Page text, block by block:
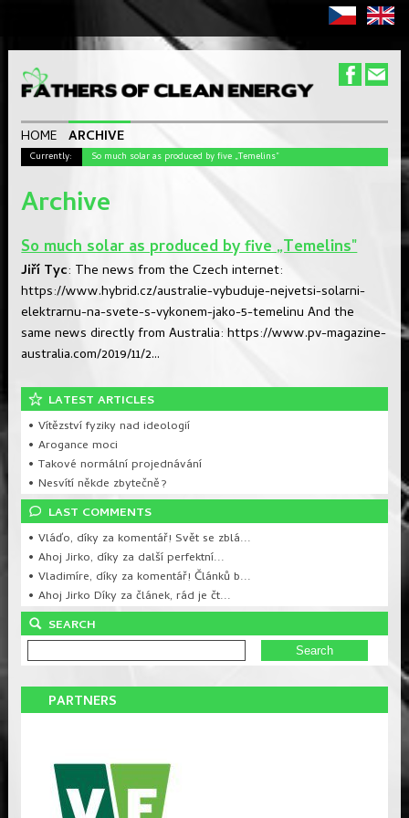
HOME ARCHIVE
Currently: So much solar as produced by five „Temelins"
Archive
So much solar as produced by five „Temelins"
Jiří Tyc: The news from the Czech internet:
https://www.hybrid.cz/australie-vybuduje-nejvetsi-solarni-
elektrarnu-na-svete-s-vykonem-jako-5-temelinu And the
same news directly from Australia: https://www.pv-magazine-
australia.com/2019/11/2...
LATEST ARTICLES
• Vítězství fyziky nad ideologií
• Arogance moci
• Takové normální projednávání
• Nesvítí někde zbytečně?
LAST COMMENTS
• Vláďo, díky za komentář! Svět se zblá...
• Ahoj Jirko, díky za další perfektní...
• Vladimíre, díky za komentář! Článků b...
• Ahoj Jirko Díky za článek, rád je čt...
SEARCH
PARTNERS